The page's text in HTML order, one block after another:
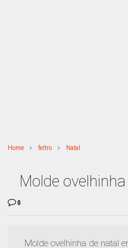
Home feltro Natal
Molde
0
Molde ovelhinha de natal